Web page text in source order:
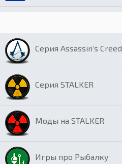
Серия Assassin’s Creed
Серия STALKER
Моды на STALKER
Игры про Рыбалку